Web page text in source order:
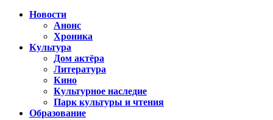
Новости
Анонс
Хроника
Культура
Дом актёра
Литература
Кино
Культурное наследие
Парк культуры и чтения
Образование